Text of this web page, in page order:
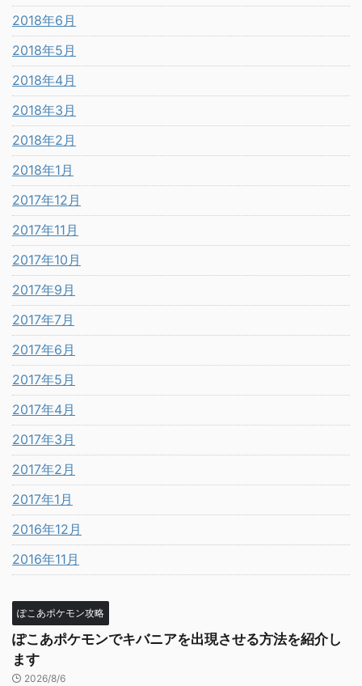
2018年6月
2018年5月
2018年4月
2018年3月
2018年2月
2018年1月
2017年12月
2017年11月
2017年10月
2017年9月
2017年7月
2017年6月
2017年5月
2017年4月
2017年3月
2017年2月
2017年1月
2016年12月
2016年11月
ぽこあポケモン攻略
ぽこあポケモンでキバニアを出現させる方法を紹介し
ます
2026/8/6